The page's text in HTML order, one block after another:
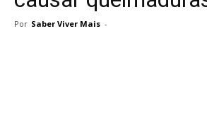
Por Saber Viver Mais -